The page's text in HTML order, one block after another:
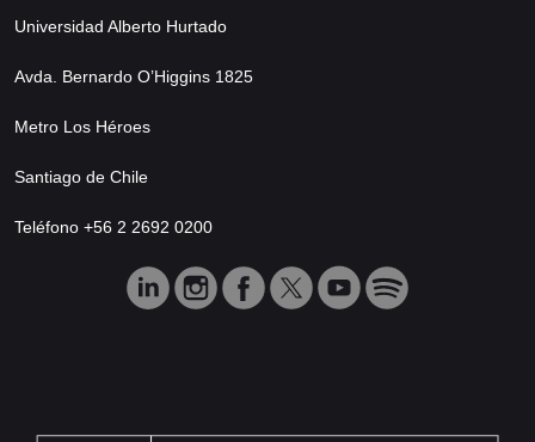
Universidad Alberto Hurtado
Avda. Bernardo O’Higgins 1825
Metro Los Héroes
Santiago de Chile
Teléfono +56 2 2692 0200